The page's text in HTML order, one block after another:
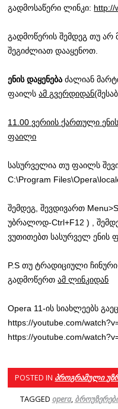
გადმოსაწერი ლინკი: http://
გადმოწერის შემდეგ თუ არ
შეგიძლიათ დააყენოთ.
ენის დაყენება ძალიან
ფაილსამ გვერდიდან
11.00 ვერიის ქართული
ფაილი
სასურველია თუ ფაილს
C:\Program
შემდეგ, შევდივართ
უბრალოდ-Ctrl+F12 ) ,
ვუთითებთ სასურველ ენის
P.S თუ ტრადიციული
გადმოწერთამ ლინკიდან
Opera 11-ის სიახლეებს
https://youtube.com/
https://youtube.com/
POSTED IN პროგრამული
TAGGED opera,